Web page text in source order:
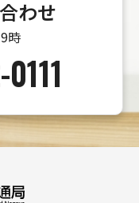
わせ
時